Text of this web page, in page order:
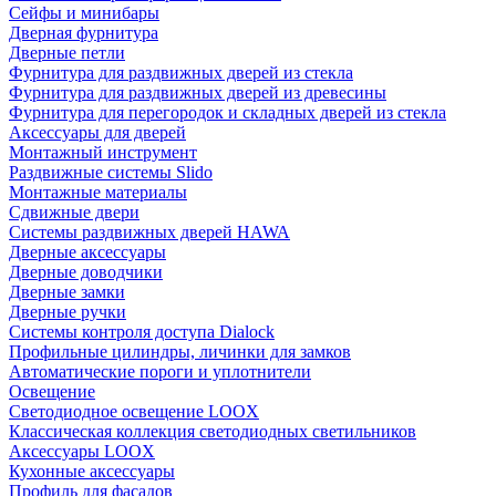
Сейфы и минибары
Дверная фурнитура
Дверные петли
Фурнитура для раздвижных дверей из стекла
Фурнитура для раздвижных дверей из древесины
Фурнитура для перегородок и складных дверей из стекла
Аксессуары для дверей
Монтажный инструмент
Раздвижные системы Slido
Монтажные материалы
Сдвижные двери
Системы раздвижных дверей HAWA
Дверные аксессуары
Дверные доводчики
Дверные замки
Дверные ручки
Системы контроля доступа Dialock
Профильные цилиндры, личинки для замков
Автоматические пороги и уплотнители
Освещение
Светодиодное освещение LOOX
Классическая коллекция светодиодных светильников
Аксессуары LOOX
Кухонные аксессуары
Профиль для фасадов